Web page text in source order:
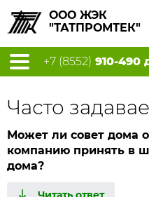
ООО ЖЭК
"ТАТПРОМТЕК"
+7 (8552) 910-490
Часто
Может ли совет дома
компанию принять в
дома?